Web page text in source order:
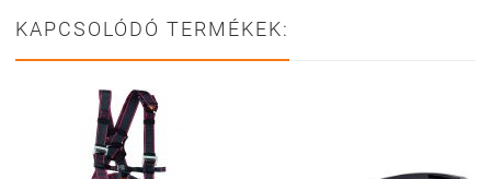
KAPCSOLÓDÓ TERMÉKEK: